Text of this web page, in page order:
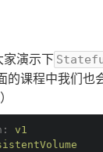
家演示下
的课程中我们也
v1